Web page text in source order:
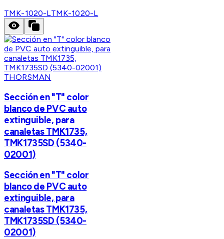
TMK-1020-LTMK-1020-L
THORSMAN
Sección en "T" color
blanco de PVC auto
extinguible, para
canaletas TMK1735,
TMK1735SD (5340-
02001)
Sección en "T" color
blanco de PVC auto
extinguible, para
canaletas TMK1735,
TMK1735SD (5340-
02001)